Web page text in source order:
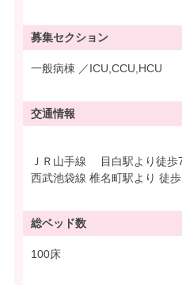
募集セクション
一般病棟 ／ICU,CCU,HCU
交通情報
ＪＲ山手線 目白駅より徒歩
西武池袋線 椎名町駅より 徒
総ベッド数
100床